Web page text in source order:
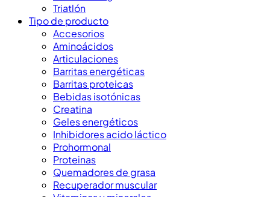
Triatlón
Tipo de producto
Accesorios
Aminoácidos
Articulaciones
Barritas energéticas
Barritas proteicas
Bebidas isotónicas
Creatina
Geles energéticos
Inhibidores acido láctico
Prohormonal
Proteinas
Quemadores de grasa
Recuperador muscular